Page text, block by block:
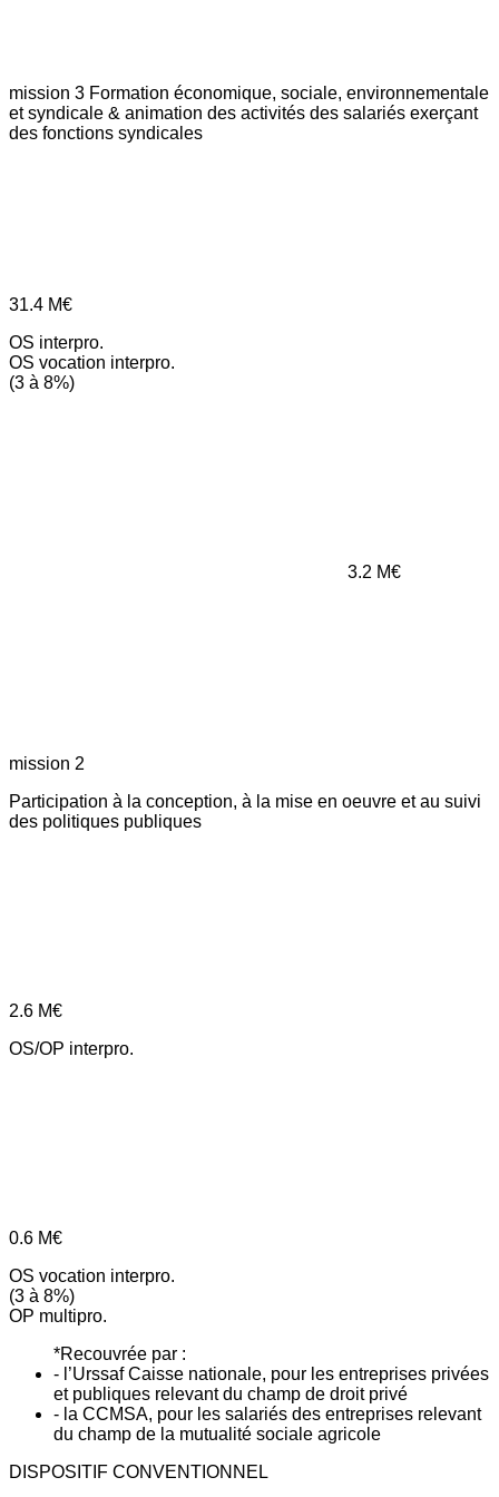
mission 3 Formation économique, sociale, environnementale
et syndicale & animation des activités des salariés exerçant
des fonctions syndicales
31.4 M€
OS interpro.
OS vocation interpro.
(3 à 8%)
3.2 M€
mission 2
Participation à la conception, à la mise en oeuvre et au suivi
des politiques publiques
2.6 M€
OS/OP interpro.
0.6 M€
OS vocation interpro.
(3 à 8%)
OP multipro.
*Recouvrée par :
- l’Urssaf Caisse nationale, pour les entreprises privées
et publiques relevant du champ de droit privé
- la CCMSA, pour les salariés des entreprises relevant
du champ de la mutualité sociale agricole
DISPOSITIF CONVENTIONNEL